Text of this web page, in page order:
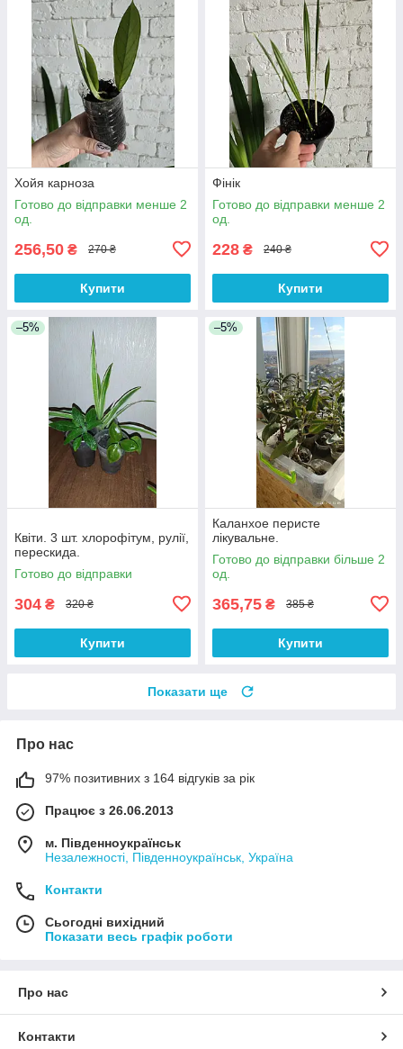
Хойя карноза
Готово до відправки менше 2
од.
256,50 ₴ 270 ₴
Купити
Фінік
Готово до відправки менше 2
од.
228 ₴ 240 ₴
Купити
–5%
Квіти. 3 шт. хлорофітум, рулії,
перескида.
Готово до відправки
304 ₴ 320 ₴
Купити
–5%
Каланхое перисте
лікувальне.
Готово до відправки більше 2
од.
365,75 ₴ 385 ₴
Купити
Показати ще
Про нас
97% позитивних з 164 відгуків за рік
Працює з 26.06.2013
м. Південноукраїнськ
Незалежності, Південноукраїнськ, Україна
Контакти
Сьогодні вихідний
Показати весь графік роботи
Про нас
Контакти